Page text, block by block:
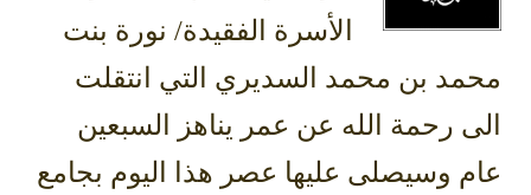
الأسرة الفقيدة/ نورة بنت
محمد بن محمد السديري التي انتقلت
الى رحمة الله عن عمر يناهز السبعين
عام وسيصلى عليها عصر هذا اليوم بجامع